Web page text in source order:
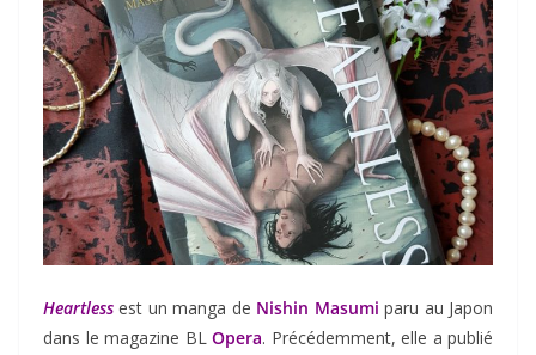
Heartless est un manga de Nishin Masumi paru au Japon
dans le magazine BL Opera. Précédemment, elle a publié